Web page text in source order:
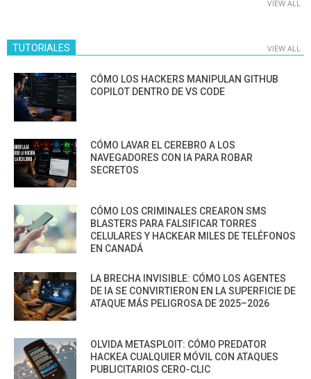
VIEW ALL
TUTORIALES VIEW ALL
CÓMO LOS HACKERS MANIPULAN GITHUB
COPILOT DENTRO DE VS CODE
CÓMO LAVAR EL CEREBRO A LOS
NAVEGADORES CON IA PARA ROBAR
SECRETOS
CÓMO LOS CRIMINALES CREARON SMS
BLASTERS PARA FALSIFICAR TORRES
CELULARES Y HACKEAR MILES DE TELÉFONOS
EN CANADÁ
LA BRECHA INVISIBLE: CÓMO LOS AGENTES
DE IA SE CONVIRTIERON EN LA SUPERFICIE DE
ATAQUE MÁS PELIGROSA DE 2025–2026
OLVIDA METASPLOIT: CÓMO PREDATOR
HACKEA CUALQUIER MÓVIL CON ATAQUES
PUBLICITARIOS CERO-CLIC